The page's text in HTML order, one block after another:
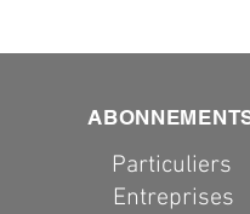
Particuliers
Entreprises